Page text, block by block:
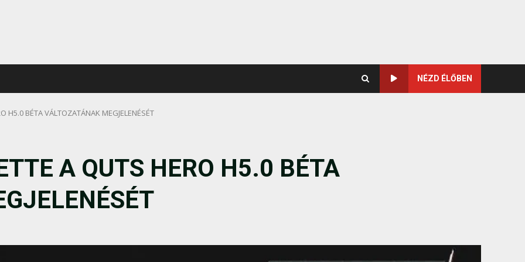
NÉZD ÉLŐBEN
H5.0 BÉTA VÁLTOZATÁNAK MEGJELENÉSÉT
A QUTS HERO H5.0 BÉTA